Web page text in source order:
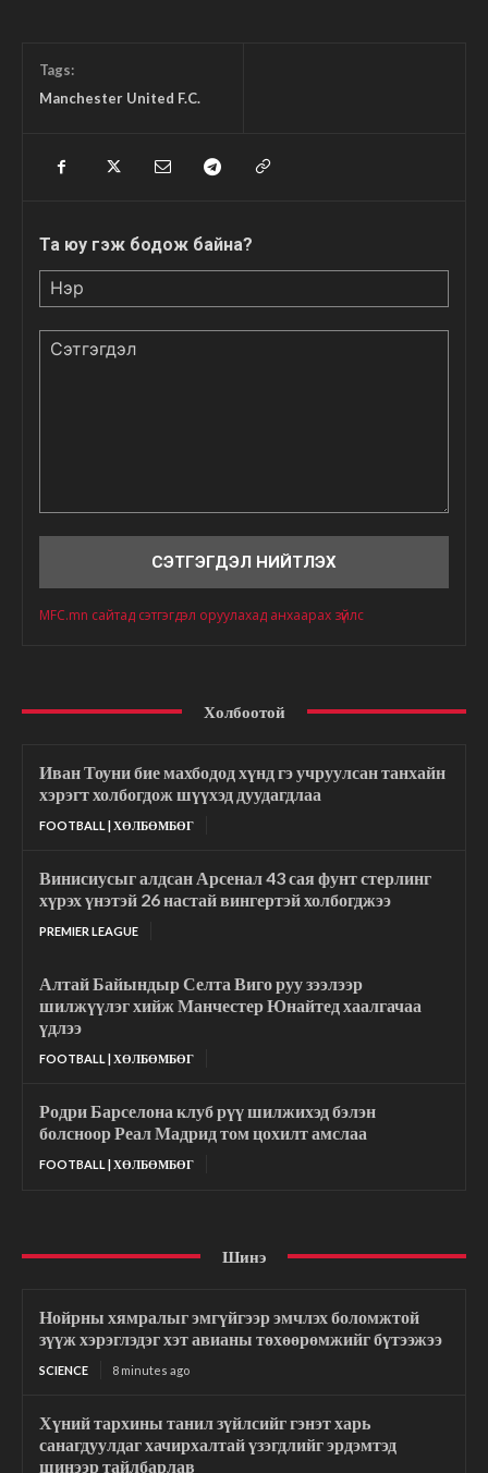
Tags:
Manchester United F.C.
Та юу гэж бодож байна?
MFC.mn сайтад сэтгэгдэл оруулахад анхаарах зүйлс
Холбоотой
Иван Тоуни бие махбодод хүнд гэ учруулсан танхайн
хэрэгт холбогдож шүүхэд дуудагдлаа
FOOTBALL | ХӨЛБӨМБӨГ
Винисиусыг алдсан Арсенал 43 сая фунт стерлинг
хүрэх үнэтэй 26 настай вингертэй холбогджээ
PREMIER LEAGUE
Алтай Байындыр Селта Виго руу зээлээр
шилжүүлэг хийж Манчестер Юнайтед хаалгачаа
үдлээ
FOOTBALL | ХӨЛБӨМБӨГ
Родри Барселона клуб рүү шилжихэд бэлэн
болсноор Реал Мадрид том цохилт амслаа
FOOTBALL | ХӨЛБӨМБӨГ
Шинэ
Нойрны хямралыг эмгүйгээр эмчлэх боломжтой
зүүж хэрэглэдэг хэт авианы төхөөрөмжийг бүтээжээ
SCIENCE 8 minutes ago
Хүний тархины танил зүйлсийг гэнэт харь
санагдуулдаг хачирхалтай үзэгдлийг эрдэмтэд
шинээр тайлбарлав